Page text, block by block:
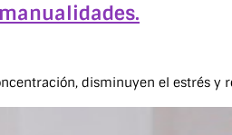
disminuyen el